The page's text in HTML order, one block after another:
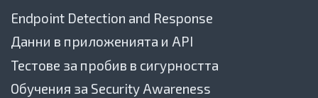
Endpoint Detection and Response
Данни в приложенията и API
Тестове за пробив в сигурността
Обучения за Security Awareness